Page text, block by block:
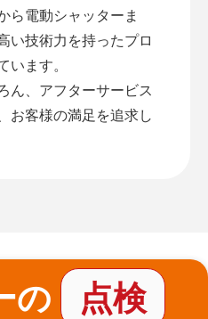
ら電動シャッターま
い技術力を持ったプロ
います。
ん、アフターサービス
お客様の満足を追求し
の
点検